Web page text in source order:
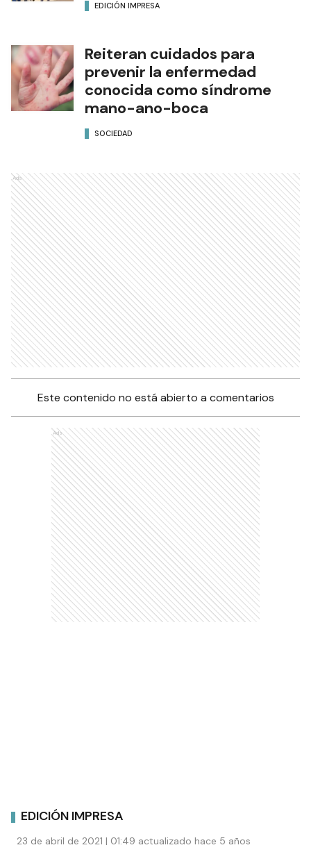
EDICIÓN IMPRESA
Reiteran cuidados para
prevenir la enfermedad
conocida como síndrome
mano-ano-boca
SOCIEDAD
Ads
Este contenido no está abierto a comentarios
Ads
EDICIÓN IMPRESA
23 de abril de 2021 | 01:49 actualizado hace 5 años